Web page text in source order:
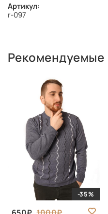
Артикул:
r-097
Рекомендуемые
-35%